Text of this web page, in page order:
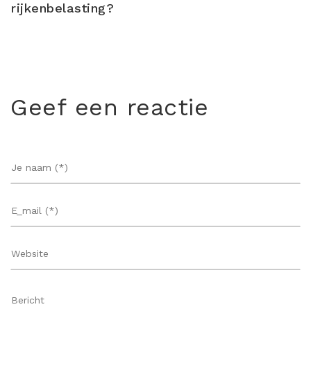
rijkenbelasting?
Geef een reactie